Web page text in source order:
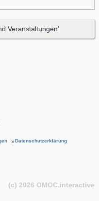
Veranstaltungen'
Datenschutzerklärung
(c) 2026 OMOC.interactive